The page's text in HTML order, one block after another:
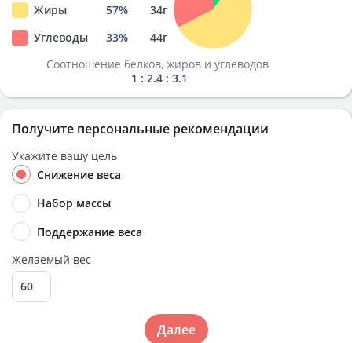
Жиры
57% 34г
Углеводы
33% 44г
Соотношение белков, жиров и углеводов
1 : 2.4 : 3.1
Получите персональные рекомендации
Укажите вашу цель
Снижение веса
Набор массы
Поддержание веса
Желаемый вес
Далее